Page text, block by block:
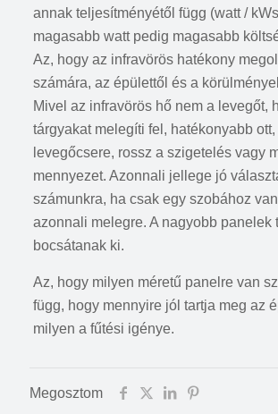
annak teljesítményétől függ (watt /
magasabb watt pedig magasabb
Az, hogy az infravörös hatékony
számára, az épülettől és a
Mivel az infravörös hő nem a levegőt,
tárgyakat melegíti fel, hatékonyabb
levegőcsere, rossz a szigetelés vagy
mennyezet. Azonnali jellege jó
számunkra, ha csak egy szobához
azonnali melegre. A nagyobb panelek
bocsátanak ki.
Az, hogy milyen méretű panelre van
függ, hogy mennyire jól tartja meg az
milyen a fűtési igénye.
Megosztom